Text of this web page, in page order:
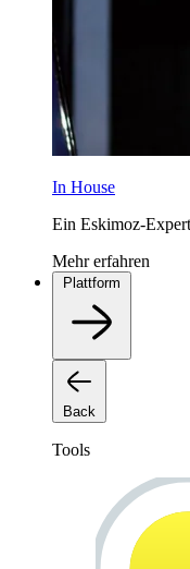
In House
Ein Eskimoz-
Mehr erfahren
Plattform
Back
Tools